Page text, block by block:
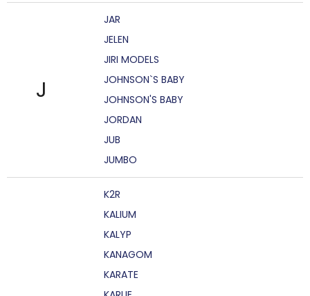
J
JAR
JELEN
JIRI MODELS
JOHNSON`S BABY
JOHNSON'S BABY
JORDAN
JUB
JUMBO
K2R
KALIUM
KALYP
KANAGOM
KARATE